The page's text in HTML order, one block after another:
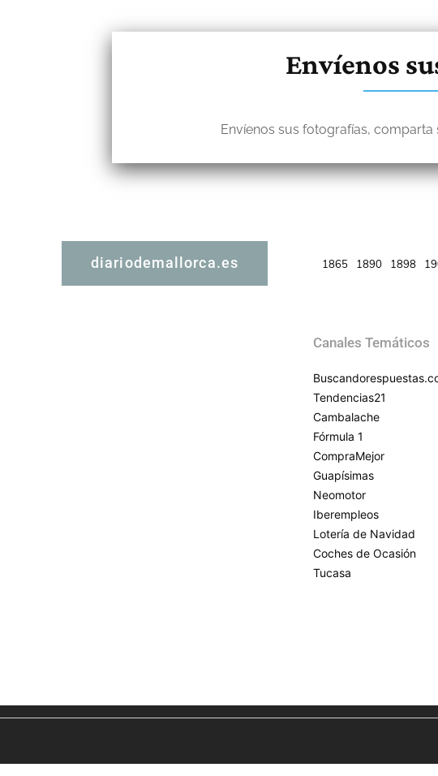
Envíenos
Envíenos sus fotografías,
diariodemallorca.es 1865 1890 1898
Canales Temáticos
Tendencias21
Cambalache
Fórmula 1
CompraMejor
Guapísimas
Neomotor
Iberempleos
Lotería de Navidad
Coches de Ocasión
Tucasa